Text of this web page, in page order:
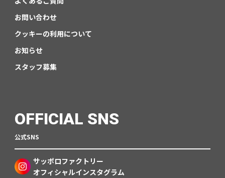
お問い合わせ
クッキーの利用について
お知らせ
スタッフ募集
OFFICIAL SNS
公式SNS
サッポロファクトリー
オフィシャルインスタグラム